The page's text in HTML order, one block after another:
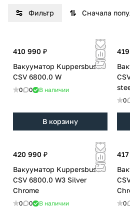
Фильтр Сначала
410 990 ₽
Вакууматор Kuppersbusch
CSV 6800.0 W
0 0 В наличии
В корзину
0
420 990 ₽
Вакууматор Kuppersbusch
CSV 6800.0 W3 Silver
Chrome
0 0 В наличии 0